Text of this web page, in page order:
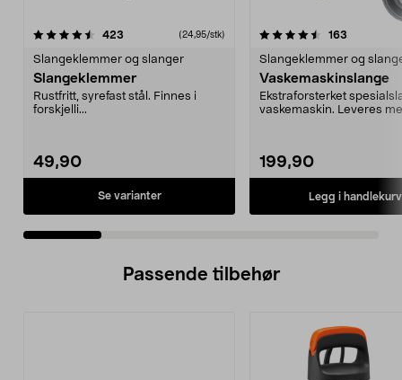
423 anmeldelser(24,95/stk)
Slangeklemmer og slanger
Slangeklemmer
Rustfritt, syrefast stål. Finnes i
forskjelli...
49,90
Se varianter
4.5 av 5 stjerner 163
Slangeklemmer og
Vaskemaskinslange
Ekstraforsterket
vaskemaskin. Leveres
199,90
Legg i handlekurv
4.0 av 5 stjerner
Passende tilbehør